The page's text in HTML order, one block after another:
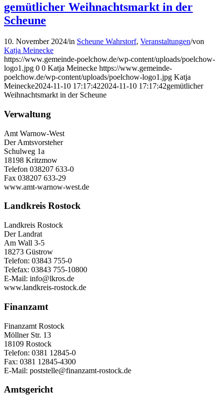
gemütlicher Weihnachtsmarkt in der
Scheune
10. November 2024/in Scheune Wahrstorf, Veranstaltungen/von
Katja Meinecke
https://www.gemeinde-poelchow.de/wp-content/uploads/poelchow-
logo1.jpg 0 0 Katja Meinecke https://www.gemeinde-
poelchow.de/wp-content/uploads/poelchow-logo1.jpg Katja
Meinecke2024-11-10 17:17:422024-11-10 17:17:42gemütlicher
Weihnachtsmarkt in der Scheune
Verwaltung
Amt Warnow-West
Der Amtsvorsteher
Schulweg 1a
18198 Kritzmow
Telefon 038207 633-0
Fax 038207 633-29
www.amt-warnow-west.de
Landkreis Rostock
Landkreis Rostock
Der Landrat
Am Wall 3-5
18273 Güstrow
Telefon: 03843 755-0
Telefax: 03843 755-10800
E-Mail: info@lkros.de
www.landkreis-rostock.de
Finanzamt
Finanzamt Rostock
Möllner Str. 13
18109 Rostock
Telefon: 0381 12845-0
Fax: 0381 12845-4300
E-Mail: poststelle@finanzamt-rostock.de
Amtsgericht